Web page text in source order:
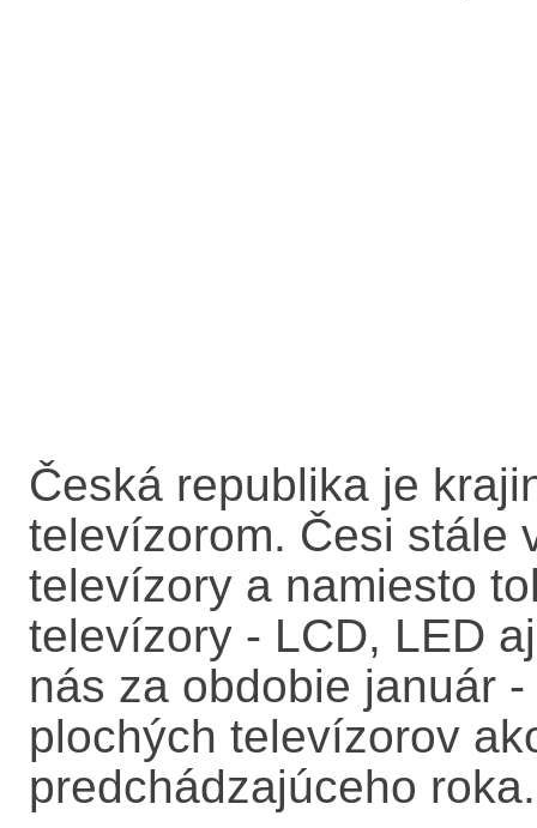
Česká republika je
televízorom. Česi stále
televízory a namiesto
televízory - LCD, LED
nás za obdobie január
plochých televízorov
predchádzajúceho roka.